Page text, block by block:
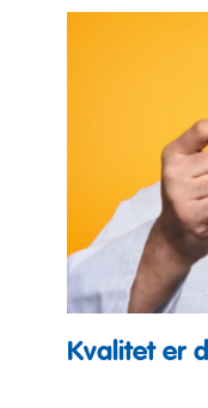
Kvalitet er